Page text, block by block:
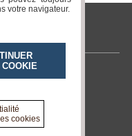
votre navigateur.
cookies